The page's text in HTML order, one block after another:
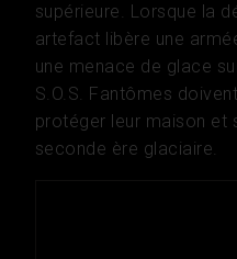
supérieure. Lorsque la
artefact libère une
une menace de glace
S.O.S. Fantômes
protéger leur maison et
seconde ère glaciaire.